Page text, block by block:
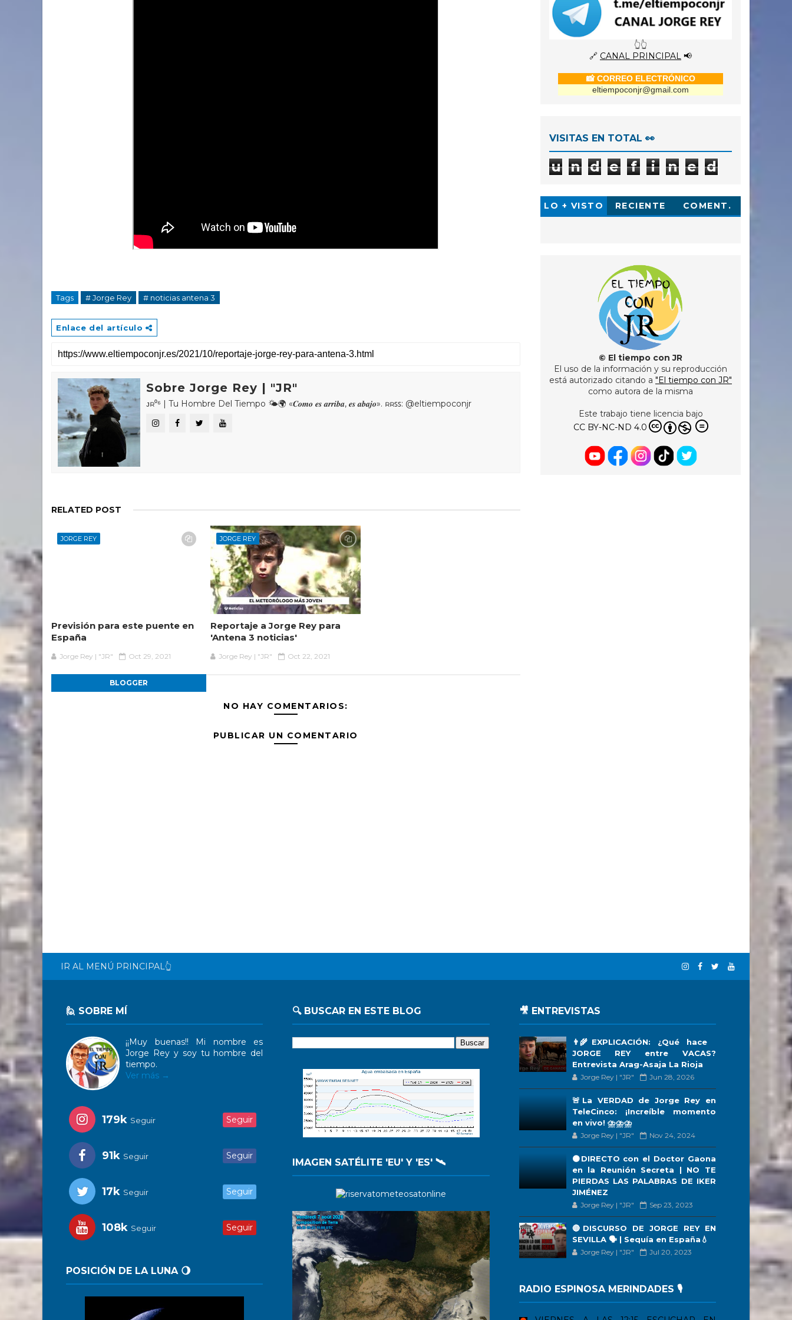
Tags # Jorge Rey # noticias antena 3
Enlace del artículo
Sobre Jorge Rey | "JR"
ᴊʀ⁰⁶ | Tu Hombre Del Tiempo 🌤🌍 «𝑪𝒐𝒎𝒐 𝒆𝒔 𝒂𝒓𝒓𝒊𝒃𝒂, 𝒆𝒔 𝒂𝒃𝒂𝒋𝒐». ʀʀꜱꜱ: @eltiempoconjr
RELATED POST
JORGE REY
Previsión para este puente en
España
Jorge Rey | "JR" Oct 29, 2021
JORGE REY
Reportaje a Jorge Rey para
'Antena 3 noticias'
Jorge Rey | "JR" Oct 22, 2021
BLOGGER
NO HAY COMENTARIOS:
PUBLICAR UN COMENTARIO
👆👆
🔗 CANAL PRINCIPAL 📢
📸 CORREO ELECTRÓNICO
eltiempoconjr@gmail.com
VISITAS EN TOTAL 👀
u n d e f i n e d
LO + VISTO RECIENTE COMENT.
© El tiempo con JR
El uso de la información y su reproducción
está autorizado citando a "El tiempo con JR"
como autora de la misma
Este trabajo tiene licencia bajo
CC BY-NC-ND 4.0
IR AL MENÚ PRINCIPAL👆
🙋 SOBRE MÍ
¡¡Muy buenas!! Mi nombre es
Jorge Rey y soy tu hombre del
tiempo.
Ver más →
179k Seguir Seguir
91k Seguir Seguir
17k Seguir Seguir
108k Seguir Seguir
POSICIÓN DE LA LUNA 🌖
🔍 BUSCAR EN ESTE BLOG
IMAGEN SATÉLITE 'EU' Y 'ES' 🛰️
🎥 ENTREVISTAS
👨‍🌾EXPLICACIÓN: ¿Qué hace
JORGE REY entre VACAS?
Entrevista Arag-Asaja La Rioja
Jorge Rey | "JR" Jun 28, 2026
🚨La VERDAD de Jorge Rey en
TeleCinco: ¡Increíble momento
en vivo! ⛈️⛈️⛈️
Jorge Rey | "JR" Nov 24, 2024
🟠DIRECTO con el Doctor Gaona
en la Reunión Secreta | NO TE
PIERDAS LAS PALABRAS DE IKER
JIMÉNEZ
Jorge Rey | "JR" Sep 23, 2023
🔴DISCURSO DE JORGE REY EN
SEVILLA 🗣 | Sequía en España💧
Jorge Rey | "JR" Jul 20, 2023
RADIO ESPINOSA MERINDADES 🎙️